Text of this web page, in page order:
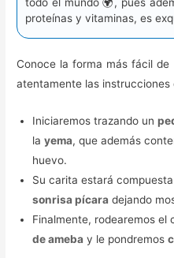
todo el mundo 🌍, pues
proteínas y vitaminas, es
Conoce la forma más fácil
atentamente las
Iniciaremos trazando un
layema, que además
huevo.
Su carita estará
sonrisa pícara dejando
Finalmente, rodearemos
de ameba y le pondremos